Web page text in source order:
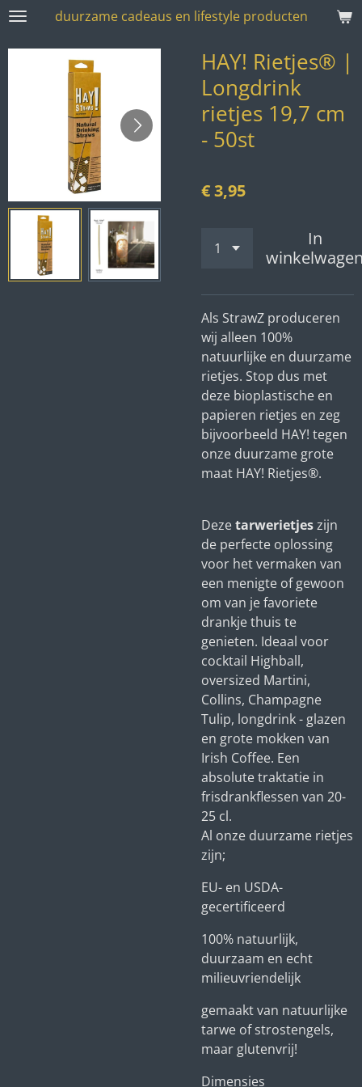
Ga
hoofdinhoud
duurzame cadeaus en lifestyle producten
HAY! Rietjes® |
Longdrink
rietjes 19,7 cm
- 50st
€ 3,95
In
Als StrawZ produceren
wij alleen 100%
natuurlijke en duurzame
rietjes. Stop dus met
deze bioplastische en
papieren rietjes en zeg
bijvoorbeeld HAY! tegen
onze duurzame grote
maat HAY! Rietjes®.
Dezetarwerietjeszijn
de perfecte oplossing
voor het vermaken van
een menigte of gewoon
om van je favoriete
drankje thuis te
genieten. Ideaal voor
cocktail Highball,
oversized Martini,
Collins, Champagne
Tulip, longdrink - glazen
en grote mokken van
Irish Coffee. Een
absolute traktatie in
frisdrankflessen van 20-
25 cl.
Al onze duurzame rietjes
zijn;
EU- en USDA-
gecertificeerd
100% natuurlijk,
duurzaam en echt
milieuvriendelijk
gemaakt van natuurlijke
tarwe of strostengels,
maar glutenvrij!
Dimensies